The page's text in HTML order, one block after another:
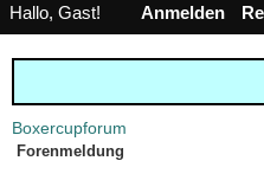
Hallo, Gast! Anmelden
Boxercupforum
Forenmeldung